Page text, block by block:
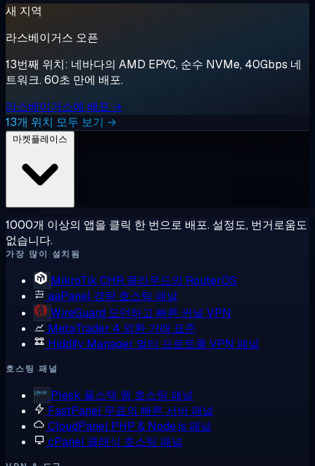
새 지역
라스베이거스 오픈
13번째 위치: 네바다의 AMD EPYC, 순수 NVMe, 40Gbps 네
트워크. 60초 만에 배포.
라스베이거스에 배포 →
13개 위치 모두 보기 →
1000개 이상의 앱을 클릭 한 번으로 배포. 설정도, 번거로움도
없습니다.
가장 많이 설치됨
MikroTik CHR 클라우드의 RouterOS
aaPanel 경량 호스팅 패널
WireGuard 모던하고 빠른 커널 VPN
MetaTrader 4 외환 거래 표준
Hiddify Manager 멀티 프로토콜 VPN 패널
호스팅 패널
Plesk 풀스택 웹 호스팅 패널
FastPanel 무료의 빠른 서버 패널
CloudPanel PHP & Node.js 패널
cPanel 클래식 호스팅 패널